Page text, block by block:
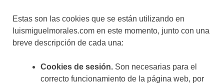
Estas son las cookies que se están utilizando en
luismiguelmorales.com en este momento, junto con una
breve descripción de cada una:
Cookies de sesión. Son necesarias para el
correcto funcionamiento de la página web, por